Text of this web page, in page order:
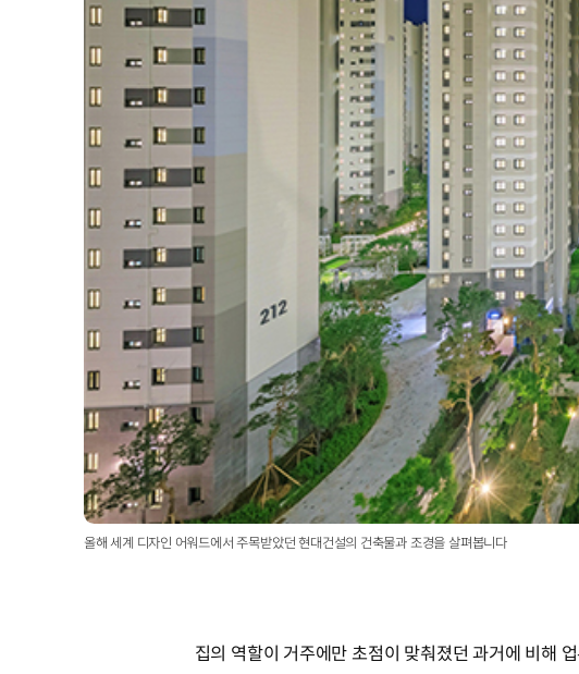
올해 세계 디자인 어워드에서 주목받았던 현대건설의 건축물과 조경을 살펴봅니다
집의 역할이 거주에만 초점이 맞춰졌던 과거에 비해